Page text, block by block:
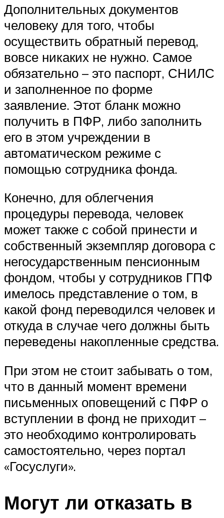
Дополнительных документов
человеку для того, чтобы
осуществить обратный перевод,
вовсе никаких не нужно. Самое
обязательно – это паспорт, СНИЛС
и заполненное по форме
заявление. Этот бланк можно
получить в ПФР, либо заполнить
его в этом учреждении в
автоматическом режиме с
помощью сотрудника фонда.
Конечно, для облегчения
процедуры перевода, человек
может также с собой принести и
собственный экземпляр договора с
негосударственным пенсионным
фондом, чтобы у сотрудников ГПФ
имелось представление о том, в
какой фонд переводился человек и
откуда в случае чего должны быть
переведены накопленные средства.
При этом не стоит забывать о том,
что в данный момент времени
письменных оповещений с ПФР о
вступлении в фонд не приходит –
это необходимо контролировать
самостоятельно, через портал
«Госуслуги».
Могут ли отказать в